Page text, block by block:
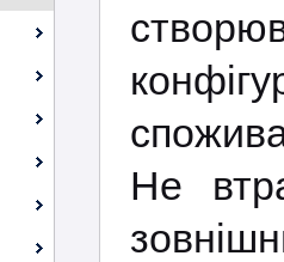
Не